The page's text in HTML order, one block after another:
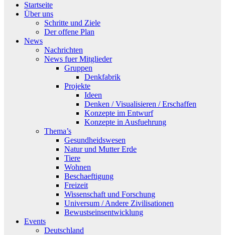
Startseite
Über uns
Schritte und Ziele
Der offene Plan
News
Nachrichten
News fuer Mitglieder
Gruppen
Denkfabrik
Projekte
Ideen
Denken / Visualisieren / Erschaffen
Konzepte im Entwurf
Konzepte in Ausfuehrung
Thema’s
Gesundheidswesen
Natur und Mutter Erde
Tiere
Wohnen
Beschaeftigung
Freizeit
Wissenschaft und Forschung
Universum / Andere Zivilisationen
Bewustseinsentwicklung
Events
Deutschland